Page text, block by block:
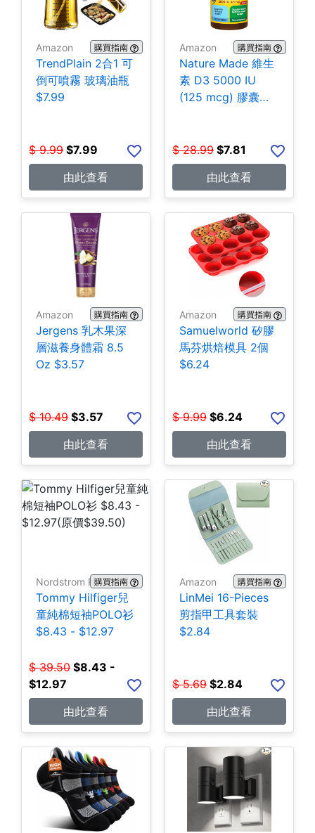
Amazon 購買指南
TrendPlain 2合1 可
倒可噴霧 玻璃油瓶
$7.99
$ 9.99 $7.99
由此查看
Amazon 購買指南
Nature Made 維生
素 D3 5000 IU
(125 mcg) 膠囊
$ 28.99 $7.81
由此查看
Amazon 購買指南
Jergens 乳木果深
層滋養身體霜 8.5
Oz $3.57
$ 10.49 $3.57
由此查看
Amazon 購買指南
Samuelworld 矽膠
馬芬烘焙模具 2個
$6.24
$ 9.99 $6.24
由此查看
Nordstrom Rack購買指南
Tommy Hilfiger兒
童純棉短袖POLO衫
$8.43 - $12.97
$ 39.50 $8.43 -
$12.97
由此查看
Amazon 購買指南
LinMei 16-Pieces
剪指甲工具套裝
$2.84
$ 5.69 $2.84
由此查看